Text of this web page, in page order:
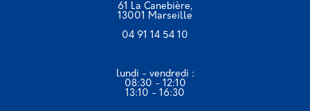
61 La Canebière,
13001 Marseille
04 91 14 54 10
lundi - vendredi :
08:30 - 12:10
13:10 - 16:30